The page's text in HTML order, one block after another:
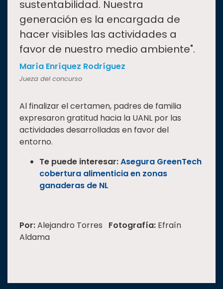
sustentabilidad. Nuestra
generación es la encargada de
hacer visibles las actividades a
favor de nuestro medio ambiente".
María Enríquez Rodríguez
Jueza del concurso
Al finalizar el certamen, padres de familia
expresaron gratitud hacia la UANL por las
actividades desarrolladas en favor del
entorno.
Te puede interesar:Asegura GreenTech
cobertura alimenticia en zonas
ganaderas de NL
Por:Alejandro Torres Fotografía: Efraín
Aldama